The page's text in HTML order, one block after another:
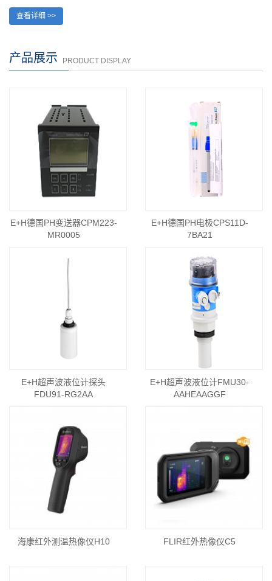
查看详细 >>
产品展示 PRODUCT DISPLAY
E+H德国PH变送器CPM223-
MR0005
E+H德国PH电极CPS11D-
7BA21
E+H超声波液位计探头
FDU91-RG2AA
E+H超声波液位计FMU30-
AAHEAAGGF
海康红外测温热像仪H10 FLIR红外热像仪C5